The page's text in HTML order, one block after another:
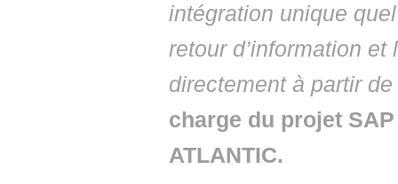
intégration unique
retour d’information
directement à partir
charge du projet
ATLANTIC.